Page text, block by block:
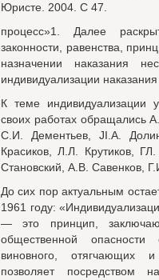
Юристе. 2004. С 47.
процесс»1. Далее
законности, равенства,
назначении наказания
индивидуализации
К теме индивидуализации
своих работах обращались
С.И. Дементьев, JI.A.
Красиков, Л.Л. Крутиков,
Становский, A.B. Савенков,
До сих пор актуальным
1961 году:
— это принцип,
общественной опасности
виновного, отягчающих
позволяет посредством